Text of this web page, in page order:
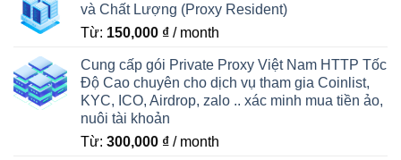
và Chất Lượng (Proxy Resident)
Từ: 150,000 ₫ / month
Cung cấp gói Private Proxy Việt Nam HTTP Tốc
Độ Cao chuyên cho dịch vụ tham gia Coinlist,
KYC, ICO, Airdrop, zalo .. xác minh mua tiền ảo,
nuôi tài khoản
Từ: 300,000 ₫ / month